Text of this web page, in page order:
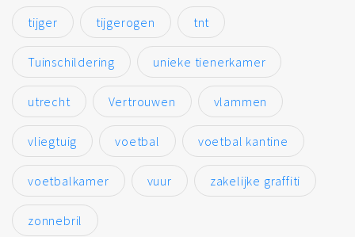
tijger tijgerogen tnt
Tuinschildering unieke tienerkamer
utrecht Vertrouwen vlammen
vliegtuig voetbal voetbal kantine
voetbalkamer vuur zakelijke graffiti
zonnebril